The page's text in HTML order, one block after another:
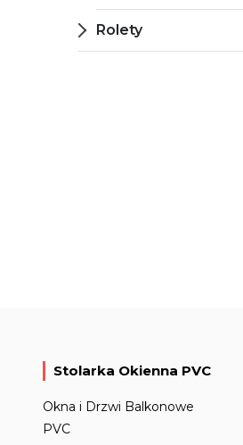
Rolety
Stolarka Okienna PVC
Okna i Drzwi Balkonowe
PVC